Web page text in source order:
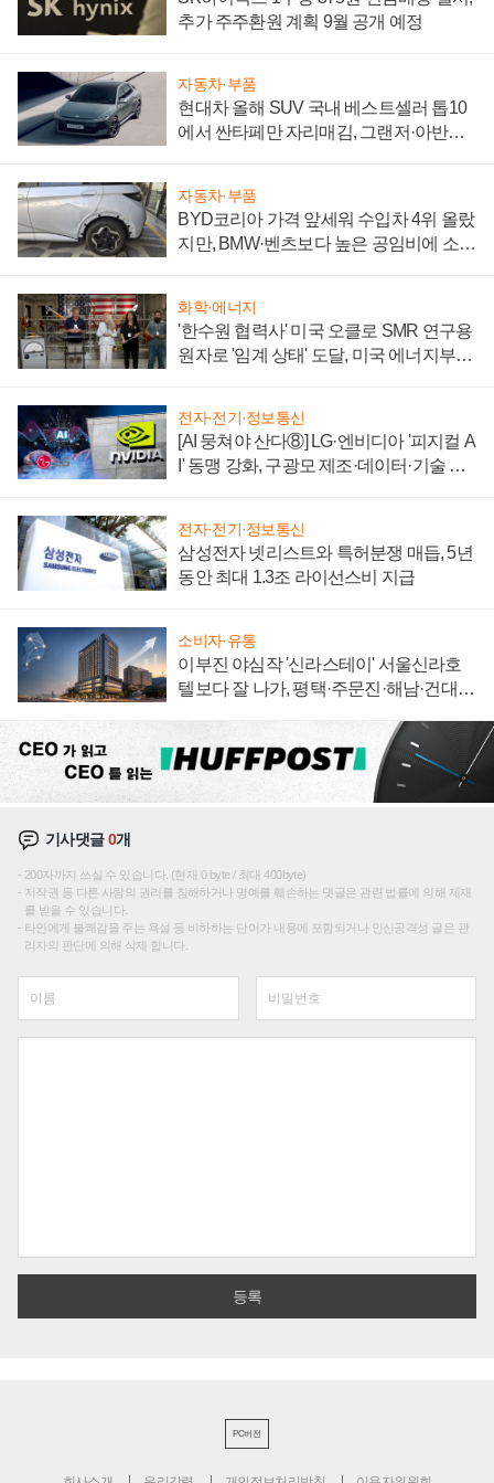
추가 주주환원 계획 9월 공개 예정
자동차·부품
현대차 올해 SUV 국내 베스트셀러 톱10
에서 싼타페만 자리매김, 그랜저·아반떼
자동차·부품
BYD코리아 가격 앞세워 수입차 4위 올랐
지만, BMW·벤츠보다 높은 공임비에 소비
화학·에너지
'한수원 협력사' 미국 오클로 SMR 연구용
원자로 '임계 상태' 도달, 미국 에너지부
전자·전기·정보통신
[AI 뭉쳐야 산다⑧] LG·엔비디아 '피지컬 A
I' 동맹 강화, 구광모 제조·데이터·기술 결
전자·전기·정보통신
삼성전자 넷리스트와 특허분쟁 매듭, 5년
동안 최대 1.3조 라이선스비 지급
소비자·유통
이부진 야심작 '신라스테이' 서울신라호
텔보다 잘 나가, 평택·주문진·해남·건대로
기사댓글0개
200자까지 쓰실 수 있습니다. (현재 0 byte / 최대 400byte)
저작권 등 다른 사람의 권리를 침해하거나 명예를 훼손하는 댓글은 관련 법률에 의해 제재
를 받을 수 있습니다.
타인에게 불쾌감을 주는 욕설 등 비하하는 단어가 내용에 포함되거나 인신공격성 글은 관
리자의 판단에 의해 삭제 합니다.
PC버전